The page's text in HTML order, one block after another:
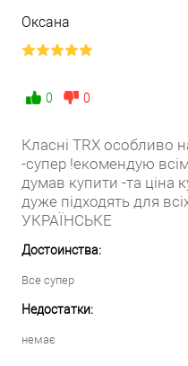
Оксана
0 0
Класні TRX особливо
-супер !екомендую
думав купити -та ціна
дуже підходять для
УКРАЇНСЬКЕ
Достоинства:
Все супер
Недостатки:
немає